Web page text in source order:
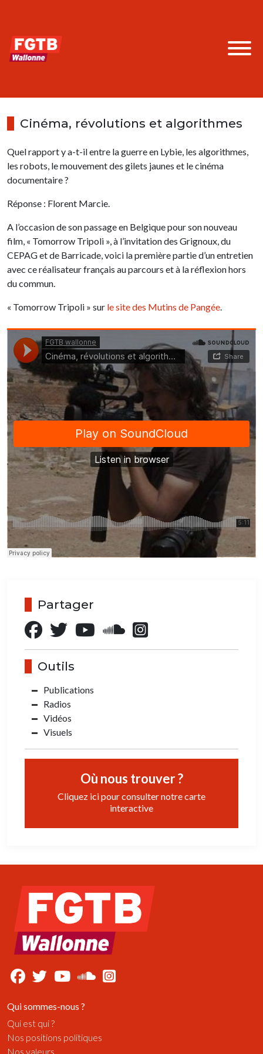
Cinéma, révolutions et algorithmes
Quel rapport y a-t-il entre la guerre en Lybie, les algorithmes,
les robots, le mouvement des gilets jaunes et le cinéma
documentaire ?
Réponse : Florent Marcie.
A l’occasion de son passage en Belgique pour son nouveau
film, « Tomorrow Tripoli », à l’invitation des Grignoux, du
CEPAG et de Barricade, voici la première partie d’un entretien
avec ce réalisateur français au parcours et à la réflexion hors
du commun.
« Tomorrow Tripoli » sur le site des Mutins de Pangée.
Partager
Outils
Publications
Radios
Vidéos
Visuels
Où nous trouver ?
Cliquez ici pour consulter notre carte
interactive
Qui sommes-nous ?
Qui est qui ?
Nos positions politiques
Nos valeurs